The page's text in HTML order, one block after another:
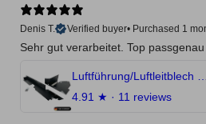
Denis T.
Verified buyer• Purchased 1
Sehr gut verarbeitet. Top passgenau
4.91 ★ · 11 reviews